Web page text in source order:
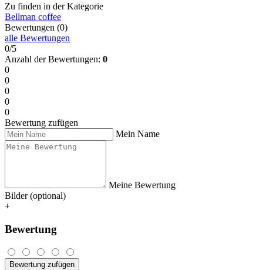
Zu finden in der Kategorie
Bellman coffee
Bewertungen (0)
alle Bewertungen
0/5
Anzahl der Bewertungen: 0
0
0
0
0
0
Bewertung zufügen
Mein Name
Meine Bewertung
Bilder (optional)
+
Bewertung
Bewertung zufügen